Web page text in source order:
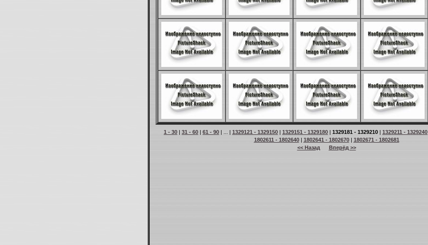
1 - 30 | 31 - 60 | 61 - 90 | ... | 1329121 - 1329150 | 1329151 - 1329180 | 1329181 - 1329210 | 1329211 - 1329240
1802611 - 1802640| 1802641 - 1802670| 1802671 - 1802681
<< Назад
Вперёд >>